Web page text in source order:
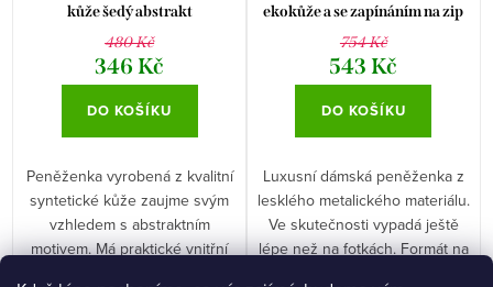
kůže šedý abstrakt
480 Kč
346 Kč
DO KOŠÍKU
Peněženka vyrobená z kvalitní
syntetické kůže zaujme svým
vzhledem s abstraktním
motivem. Má praktické vnitřní
ekokůže a se zapínáním na zip
červeno-černá
754 Kč
543 Kč
DO KOŠÍKU
Luxusní dámská peněženka z
lesklého metalického materiálu.
Ve skutečnosti vypadá ještě
lépe než na fotkách. Formát na